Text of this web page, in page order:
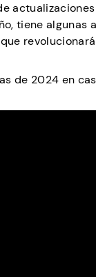
tiene algunas
de 2024 en